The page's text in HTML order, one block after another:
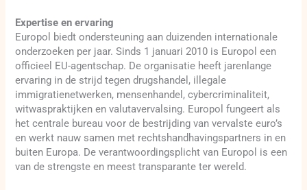
Expertise en ervaring
Europol biedt ondersteuning aan duizenden internationale
onderzoeken per jaar. Sinds 1 januari 2010 is Europol een
officieel EU-agentschap. De organisatie heeft jarenlange
ervaring in de strijd tegen drugshandel, illegale
immigratienetwerken, mensenhandel, cybercriminaliteit,
witwaspraktijken en valutavervalsing. Europol fungeert als
het centrale bureau voor de bestrijding van vervalste euro’s
en werkt nauw samen met rechtshandhavingspartners in en
buiten Europa. De verantwoordingsplicht van Europol is een
van de strengste en meest transparante ter wereld.